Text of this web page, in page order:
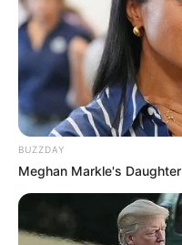
7. Selain itu, kamu
melakukan yoga
mudah dulu saja
BUZZDAY
Meghan Markle's